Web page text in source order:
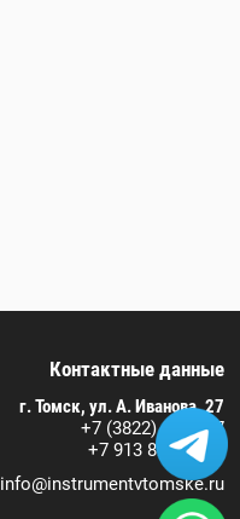
Контактные данные
г. Томск, ул. А. Иванова, 27
+7 (3822) 590-717
+7 913 829 07 17
info@instrumentvtomske.ru